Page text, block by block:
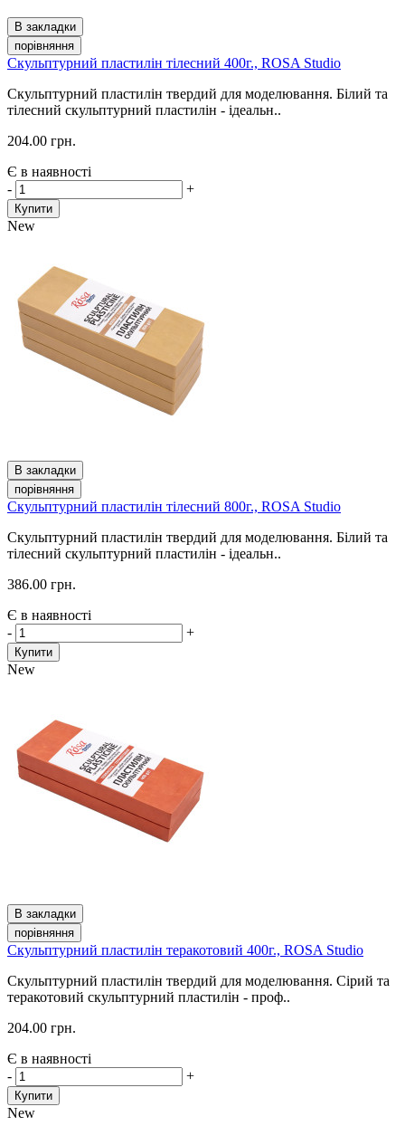
В закладки
порівняння
Скульптурний пластилін тілесний 400г., ROSA Studio
Скульптурний пластилін твердий для моделювання. Білий та
тілесний скульптурний пластилін - ідеальн..
204.00 грн.
Є в наявності
-
+
Купити
New
В закладки
порівняння
Скульптурний пластилін тілесний 800г., ROSA Studio
Скульптурний пластилін твердий для моделювання. Білий та
тілесний скульптурний пластилін - ідеальн..
386.00 грн.
Є в наявності
-
+
Купити
New
В закладки
порівняння
Скульптурний пластилін теракотовий 400г., ROSA Studio
Скульптурний пластилін твердий для моделювання. Сірий та
теракотовий скульптурний пластилін - проф..
204.00 грн.
Є в наявності
-
+
Купити
New